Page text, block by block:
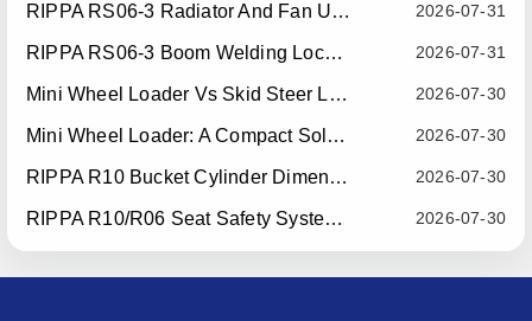
2026-07-31
RIPPA RS06-3 Radiator And Fan Upgrade — Effective July 10, 2026
2026-07-31
RIPPA RS06-3 Boom Welding Locating Bar Optimization — Effective July 15, 2026
2026-07-30
Mini Wheel Loader Vs Skid Steer Loader: Which Compact Machine Is Better For Your Business?
2026-07-30
Mini Wheel Loader: A Compact Solution For Efficient Material Handling
2026-07-30
RIPPA R10 Bucket Cylinder Dimension Optimization — Effective July 15, 2026
2026-07-30
RIPPA R10/R06 Seat Safety System Upgrade — Effective July 22, 2026